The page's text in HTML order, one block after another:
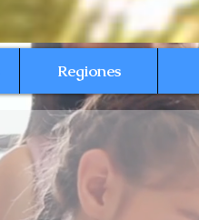
Regiones